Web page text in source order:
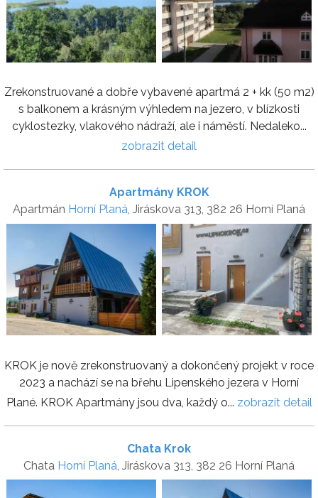
Zrekonstruované a dobře vybavené apartmá 2 + kk (50 m2)
s balkonem a krásným výhledem na jezero, v blízkosti
cyklostezky, vlakového nádraží, ale i náměstí. Nedaleko...
zobrazit detail
Apartmány KROK
Apartmán Horní Planá, Jiráskova 313, 382 26 Horní Planá
KROK je nově zrekonstruovaný a dokončený projekt v roce
2023 a nachází se na břehu Lipenského jezera v Horní
Plané. KROK Apartmány jsou dva, každý o... zobrazit detail
Chata Krok
Chata Horní Planá , Jiráskova 313, 382 26 Horní Planá